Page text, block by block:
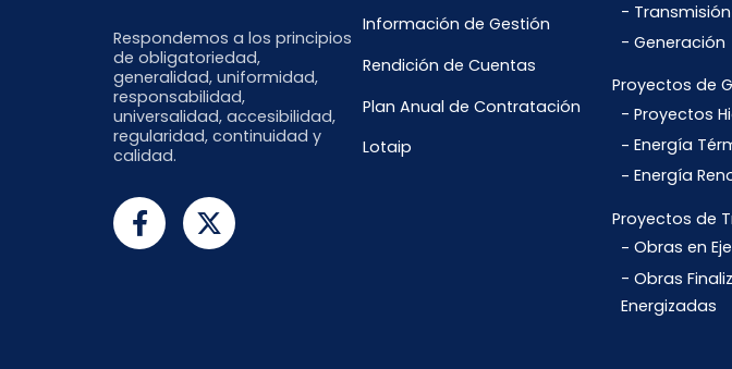
Respondemos a los principios
de obligatoriedad,
generalidad, uniformidad,
responsabilidad,
universalidad, accesibilidad,
regularidad, continuidad y
calidad.
Información de Gestión
Rendición de Cuentas
Plan Anual de Contratación
Lotaip
Transmisión
Generación
Proyectos de
Proyectos
Energía
Energía
Proyectos de
Obras en
Obras
Energizadas